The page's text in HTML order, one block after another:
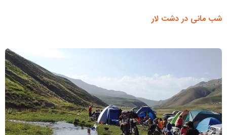
شب مانی در دشت لار